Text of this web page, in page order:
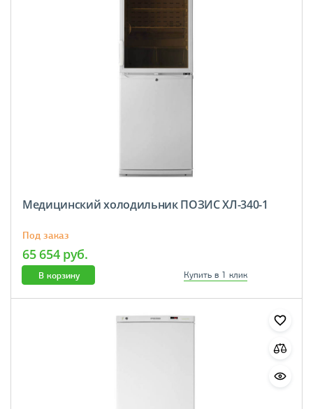
Медицинский холодильник ПОЗИС ХЛ-340-1
Под заказ
65 654 руб.
В корзину Купить в 1 клик